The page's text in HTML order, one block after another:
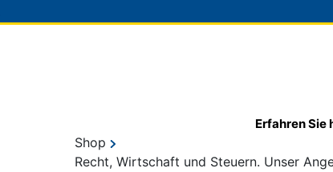
Erfahren Sie
Shop
Recht, Wirtschaft und Steuern. Unser